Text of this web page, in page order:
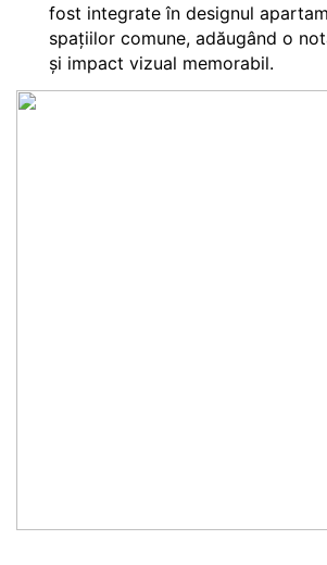
fost integrate în designul
spațiilor comune, adăugând o
și impact vizual memorabil.